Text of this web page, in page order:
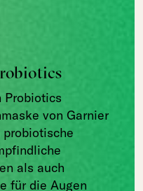
Probiotics
von Garnier
als auch
für die Augen